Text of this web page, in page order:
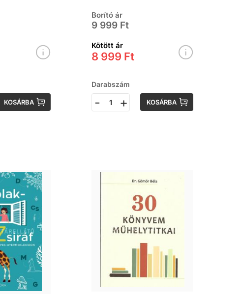
KOSÁRBA
Borító ár
9 999 Ft
Kötött ár
8 999 Ft
Darabszám
- + KOSÁRBA